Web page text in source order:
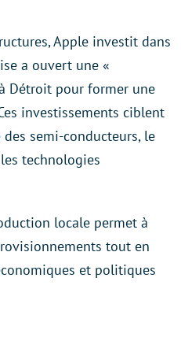
Apple investit dans
a ouvert une «
Détroit pour former une
investissements ciblent
semi-conducteurs, le
technologies
locale permet à
tout en
et politiques